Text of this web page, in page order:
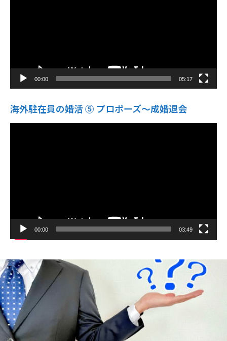
00:00 05:17
海外駐在員の婚活 ⑤ プロポーズ〜成婚退会
動
00:00 03:49